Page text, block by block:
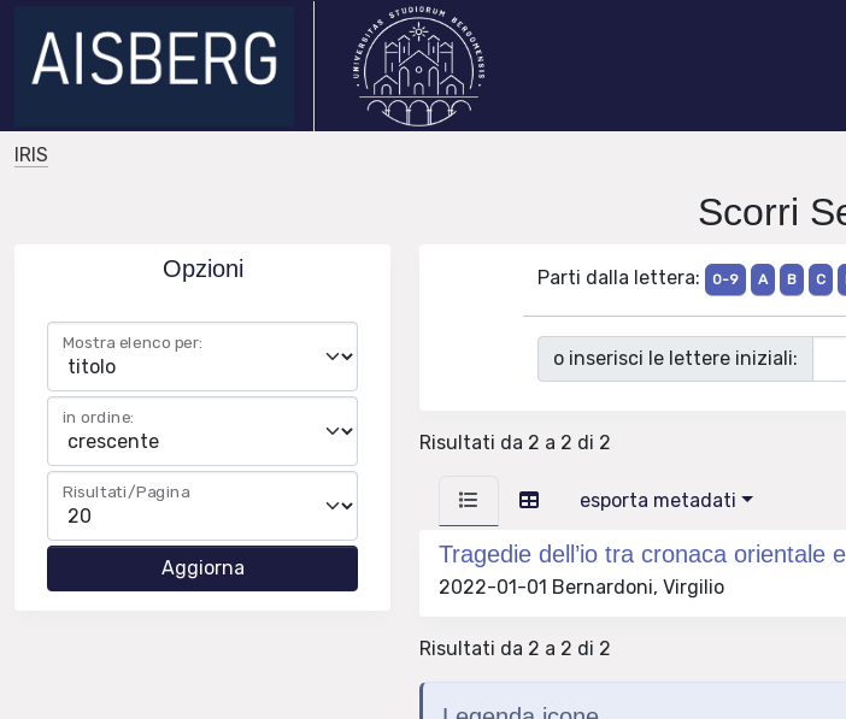
IRIS
Scorri
Opzioni
Mostra elenco per:
in ordine:
Risultati/Pagina
Parti dalla lettera: 0-9 A B C
o inserisci le lettere iniziali:
Risultati da 2 a 2 di 2
esporta metadati
Tragedie dell’io tra cronaca orientale
2022-01-01 Bernardoni, Virgilio
Risultati da 2 a 2 di 2